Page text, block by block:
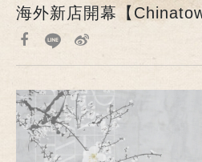
海外新店開幕【